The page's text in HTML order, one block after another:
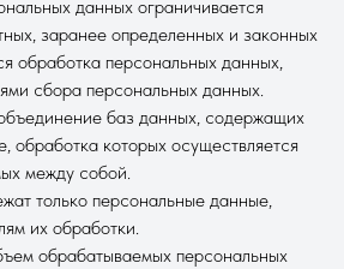
данных ограничивается
заранее определенных и законных
обработка персональных данных,
сбора персональных данных.
баз данных, содержащих
обработка которых осуществляется
между собой.
только персональные данные,
их обработки.
обрабатываемых персональных